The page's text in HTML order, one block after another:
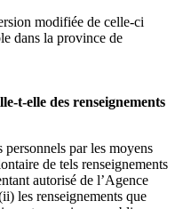
modifiée de celle-ci
dans la province de
t-elle des renseignements
personnels par les moyens
de tels renseignements
autorisé de l’Agence
les renseignements que